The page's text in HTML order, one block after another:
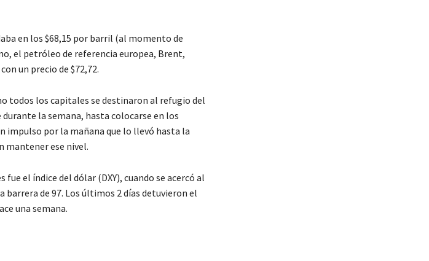
en los $68,15 por barril (al momento de
el petróleo de referencia europea, Brent,
un precio de $72,72.
todos los capitales se destinaron al refugio del
la semana, hasta colocarse en los
impulso por la mañana que lo llevó hasta la
mantener ese nivel.
el índice del dólar (DXY), cuando se acercó al
barrera de 97. Los últimos 2 días detuvieron el
una semana.